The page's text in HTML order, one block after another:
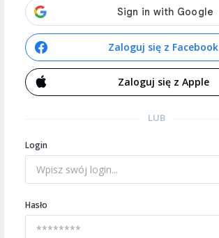
Zaloguj się z Facebook
Zaloguj się z Apple
LUB
Login
Hasło